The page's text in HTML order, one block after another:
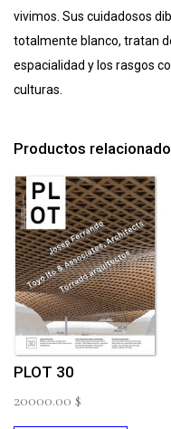
vivimos. Sus cuidadosos
totalmente blanco, tratan
espacialidad y los rasgos
culturas.
Productos
PLOT 30
20000.00 $